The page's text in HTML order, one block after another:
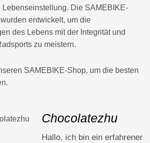
Lebenseinstellung. Die SAMEBIKE-
entwickelt, um die
des Lebens mit der Integrität und
zu meistern.
SAMEBIKE-Shop, um die besten
Chocolatezhu
Hallo, ich bin ein erfahrener